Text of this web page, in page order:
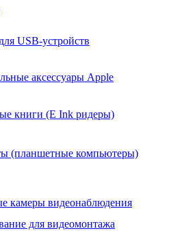
USB-устройств
аксессуары Apple
книги (E Ink ридеры)
(планшетные компьютеры)
камеры видеонаблюдения
для видеомонтажа